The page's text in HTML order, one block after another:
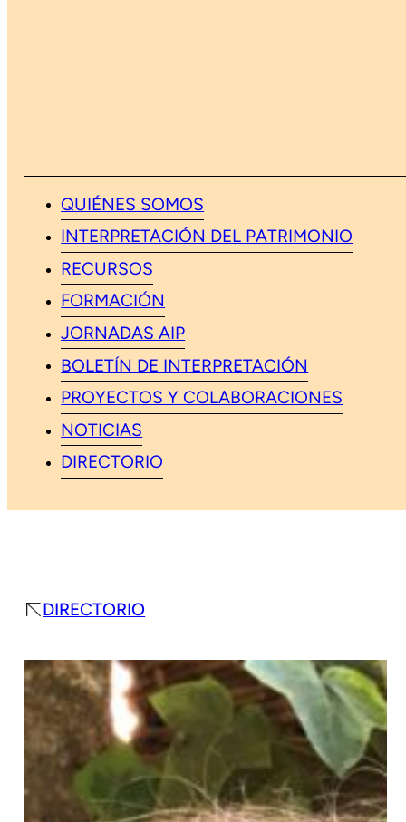
QUIÉNES SOMOS
INTERPRETACIÓN DEL PATRIMONIO
RECURSOS
FORMACIÓN
JORNADAS AIP
BOLETÍN DE INTERPRETACIÓN
PROYECTOS Y COLABORACIONES
NOTICIAS
DIRECTORIO
DIRECTORIO